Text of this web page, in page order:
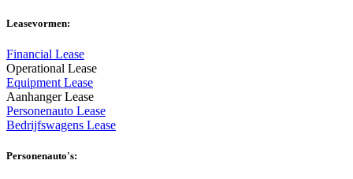
Leasevormen:
Financial Lease
Operational Lease
Equipment Lease
Aanhanger Lease
Personenauto Lease
Bedrijfswagens Lease
Personenauto's: